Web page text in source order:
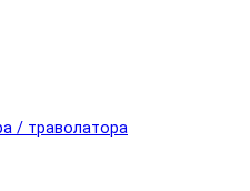
/ траволатора